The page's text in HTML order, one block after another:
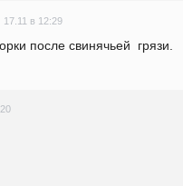
17.11 в 12:29
после свинячьей  грязи.